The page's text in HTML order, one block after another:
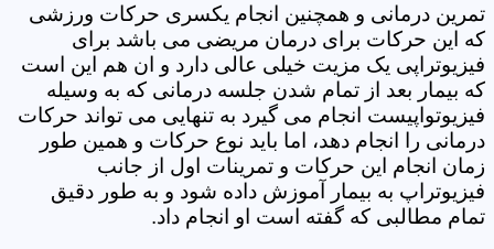
تمرین درمانی و همچنین انجام یکسری حرکات ورزشی
که این حرکات برای درمان مریضی می باشد برای
فیزیوتراپی یک مزیت خیلی عالی دارد و ان هم این است
که بیمار بعد از تمام شدن جلسه درمانی که به وسیله
فیزیوتواپیست انجام می گیرد به تنهایی می تواند حرکات
درمانی را انجام دهد، اما باید نوع حرکات و همین طور
زمان انجام این حرکات و تمرینات اول از جانب
فیزیوتراپ به بیمار آموزش داده شود و به طور دقیق
تمام مطالبی که گفته است او انجام داد.